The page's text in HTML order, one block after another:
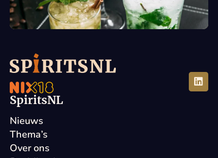
SpiritsNL
Nieuws
Thema’s
Over ons